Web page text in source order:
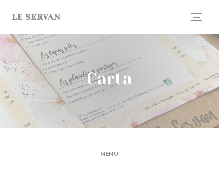
LE SERVAN
Carta
MENU